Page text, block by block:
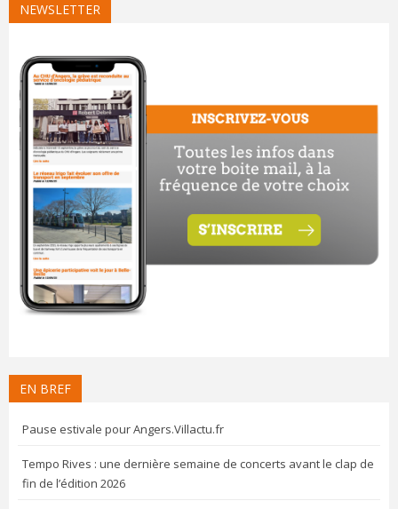
NEWSLETTER
EN BREF
Pause estivale pour Angers.Villactu.fr
Tempo Rives : une dernière semaine de concerts avant le clap de
fin de l’édition 2026